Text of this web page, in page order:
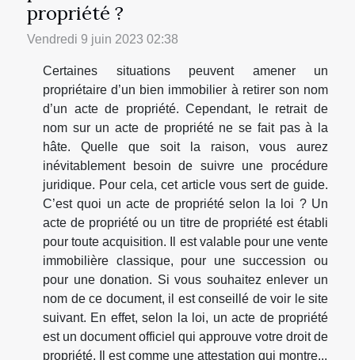
propriété ?
Vendredi 9 juin 2023 02:38
Certaines situations peuvent amener un
propriétaire d’un bien immobilier à retirer son nom
d’un acte de propriété. Cependant, le retrait de
nom sur un acte de propriété ne se fait pas à la
hâte. Quelle que soit la raison, vous aurez
inévitablement besoin de suivre une procédure
juridique. Pour cela, cet article vous sert de guide.
C’est quoi un acte de propriété selon la loi ? Un
acte de propriété ou un titre de propriété est établi
pour toute acquisition. Il est valable pour une vente
immobilière classique, pour une succession ou
pour une donation. Si vous souhaitez enlever un
nom de ce document, il est conseillé de voir le site
suivant. En effet, selon la loi, un acte de propriété
est un document officiel qui approuve votre droit de
propriété. Il est comme une attestation qui montre...